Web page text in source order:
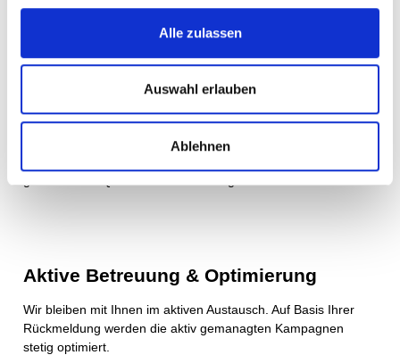
Alle zulassen
Auswahl erlauben
Ablehnen
Unternehmen auf Social Media als Top Arbeitgeber Ihrer
Vorqualifikation - auf Wunsch
Wir telefonieren auf Wunsch als erstes mit den Bewerbern und
Aktive Betreuung & Optimierung
Wir bleiben mit Ihnen im aktiven Austausch. Auf Basis Ihrer
Rückmeldung werden die aktiv gemanagten Kampagnen
stetig optimiert.